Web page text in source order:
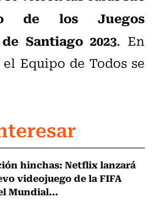
de los Juegos
Santiago 2023. En
Equipo de Todos se
hinchas: Netflix lanzará
videojuego de la FIFA
Mundial...